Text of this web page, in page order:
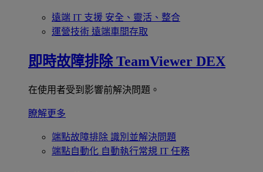
遠端 IT 支援 安全、靈活、整合
運營技術 遠端車間存取
即時故障排除 TeamViewer DEX
在使用者受到影響前解決問題。
瞭解更多
端點故障排除 識別並解決問題
端點自動化 自動執行常規 IT 任務